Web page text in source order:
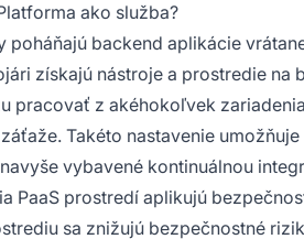
ako služba?
poháňajú backend aplikácie
získajú nástroje a prostredie
pracovať z akéhokoľvek
Takéto nastavenie
vybavené kontinuálnou
PaaS prostredí aplikujú
sa znižujú bezpečnostné